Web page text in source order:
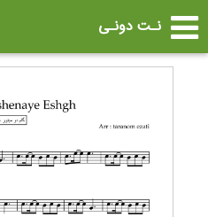
نـت دونـی